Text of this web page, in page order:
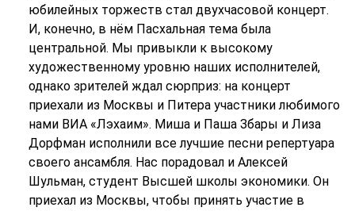
юбилейных торжеств стал двухчасовой концерт.
И, конечно, в нём Пасхальная тема была
центральной. Мы привыкли к высокому
художественному уровню наших исполнителей,
однако зрителей ждал сюрприз: на концерт
приехали из Москвы и Питера участники любимого
нами ВИА «Лэхаим». Миша и Паша Збары и Лиза
Дорфман исполнили все лучшие песни репертуара
своего ансамбля. Нас порадовал и Алексей
Шульман, студент Высшей школы экономики. Он
приехал из Москвы, чтобы принять участие в